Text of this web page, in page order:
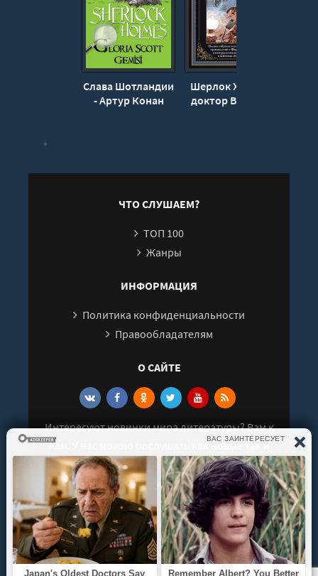
Слава Шотландии
- Артур Конан
Шерлок Холмс и
доктор Ватсон -
ЧТО СЛУШАЕМ?
ТОП 100
Жанры
ИНФОРМАЦИЯ
Политика конфиденциальности
Правообладателям
О САЙТЕ
Интересуют новинки мира литературы? Вам к
нам. У нас можно послушать как новые так и
старые аудиокниги. Выбрать и поделиться с
друзьями лучшими аудиокнигами!
© 2021 - 2026 kniga-audio.net. Все права
защищены.